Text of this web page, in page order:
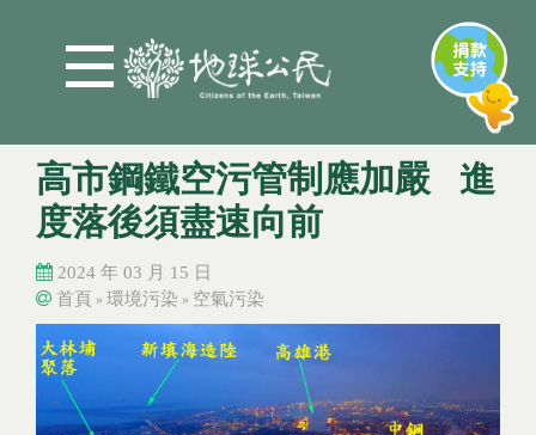
高市鋼鐵空污管制應加嚴 進
度落後須盡速向前
2024 年 03 月 15 日
您在這裡
首頁 » 環境污染 » 空氣污染
您在這裡